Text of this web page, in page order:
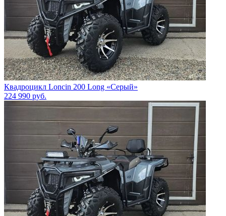
Квадроцикл Loncin 200 Long «Серый»
224 990 руб.